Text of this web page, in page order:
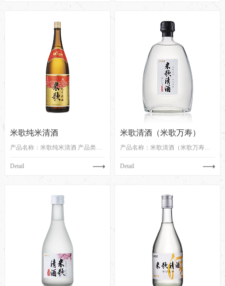
米歌纯米清酒
产品名称：米歌纯米清酒 产品类型：清酒 ...
Detail
米歌清酒（米歌万寿）
产品名称：米歌清酒（米歌万寿） 产品类型...
Detail